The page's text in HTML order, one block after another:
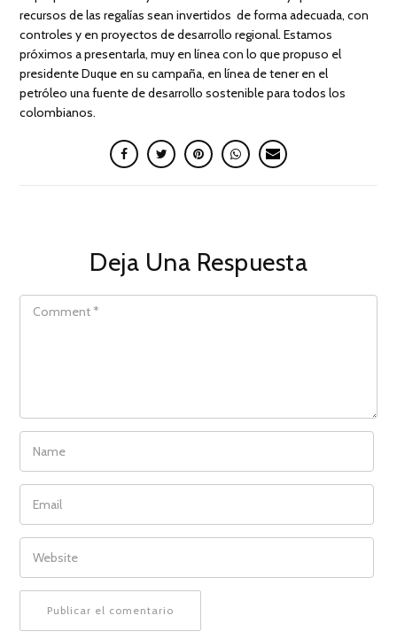
recursos de las regalías sean invertidos de forma adecuada, con
controles y en proyectos de desarrollo regional. Estamos
próximos a presentarla, muy en línea con lo que propuso el
presidente Duque en su campaña, en línea de tener en el
petróleo una fuente de desarrollo sostenible para todos los
colombianos.
Deja Una Respuesta
COMMENT
NAME
EMAIL
WEBSITE